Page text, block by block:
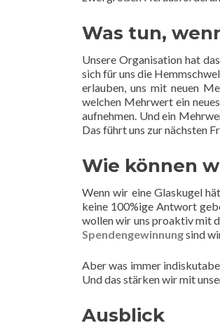
Was tun,
Unsere Organisation hat
sich für uns die
erlauben, uns mit neuen
welchen Mehrwert ein
aufnehmen. Und ein
Das führt uns zur nächsten
Wie können
Wenn wir eine Glaskugel
keine 100%ige Antwort
wollen wir uns proaktiv mit
Spendengewinnungsind
Aber was immer
Und das stärken wir mit
Ausblick